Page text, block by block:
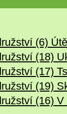
(6)
(18)
(17)
(19)
(16)